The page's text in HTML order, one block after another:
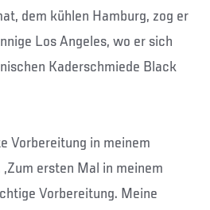
dem kühlen Hamburg, zog er
Los Angeles, wo er sich
Kaderschmiede Black
Vorbereitung in meinem
ersten Mal in meinem
Vorbereitung. Meine